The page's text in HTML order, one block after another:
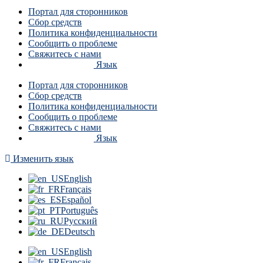
Портал для сторонников
Сбор средств
Политика конфиденциальности
Сообщить о проблеме
Свяжитесь с нами
Язык
Портал для сторонников
Сбор средств
Политика конфиденциальности
Сообщить о проблеме
Свяжитесь с нами
Язык
Изменить язык
English
Français
Español
Português
Русский
Deutsch
English